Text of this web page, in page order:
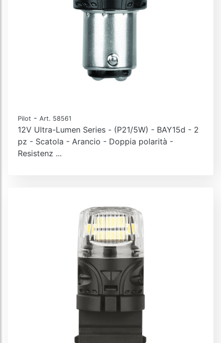
Pilot - Art. 58561
12V Ultra-Lumen Series - (P21/5W) - BAY15d - 2
pz - Scatola - Arancio - Doppia polarità -
Resistenz ...